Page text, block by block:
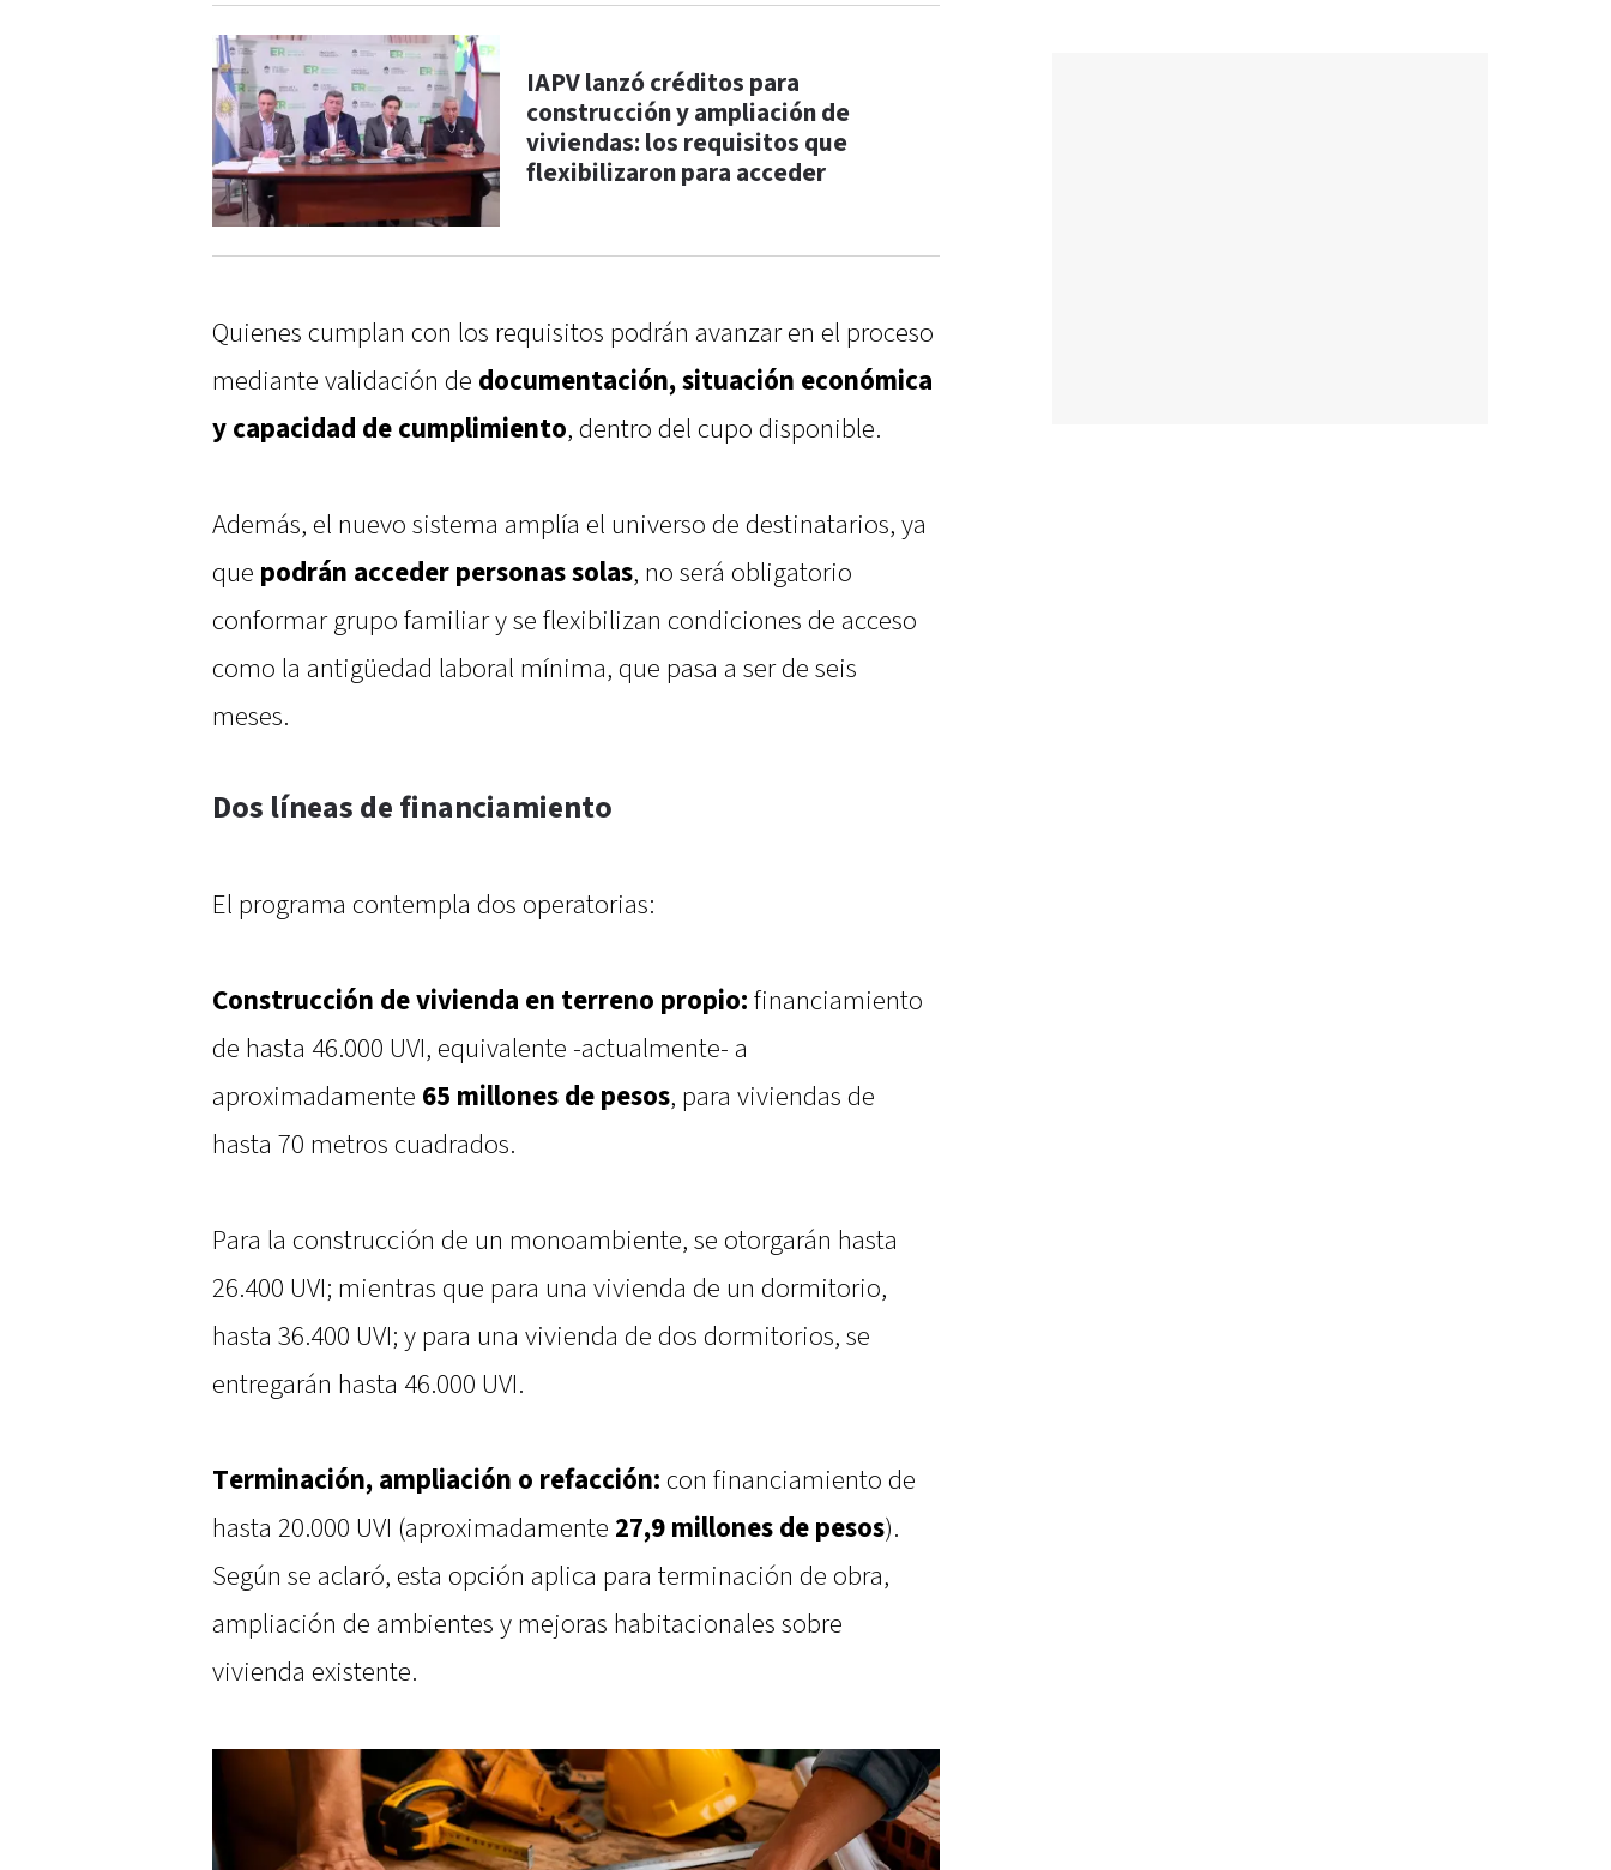
IAPV lanzó créditos para
construcción y ampliación de
viviendas: los requisitos que
flexibilizaron para acceder
Quienes cumplan con los requisitos podrán avanzar en el proceso
mediante validación de documentación, situación económica
y capacidad de cumplimiento, dentro del cupo disponible.
Además, el nuevo sistema amplía el universo de destinatarios, ya
que podrán acceder personas solas, no será obligatorio
conformar grupo familiar y se flexibilizan condiciones de acceso
como la antigüedad laboral mínima, que pasa a ser de seis
meses.
Dos líneas de financiamiento
El programa contempla dos operatorias:
Construcción de vivienda en terreno propio: financiamiento
de hasta 46.000 UVI, equivalente -actualmente- a
aproximadamente 65 millones de pesos, para viviendas de
hasta 70 metros cuadrados.
Para la construcción de un monoambiente, se otorgarán hasta
26.400 UVI; mientras que para una vivienda de un dormitorio,
hasta 36.400 UVI; y para una vivienda de dos dormitorios, se
entregarán hasta 46.000 UVI.
Terminación, ampliación o refacción: con financiamiento de
hasta 20.000 UVI (aproximadamente 27,9 millones de pesos).
Según se aclaró, esta opción aplica para terminación de obra,
ampliación de ambientes y mejoras habitacionales sobre
vivienda existente.